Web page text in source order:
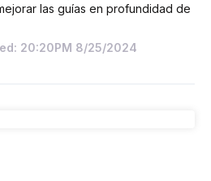
las guías en profundidad de
20:20PM 8/25/2024